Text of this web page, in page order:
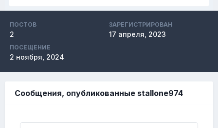
ПОСТОВ
2
ЗАРЕГИСТРИРОВАН
17 апреля, 2023
ПОСЕЩЕНИЕ
2 ноября, 2024
Сообщения, опубликованные stallone974